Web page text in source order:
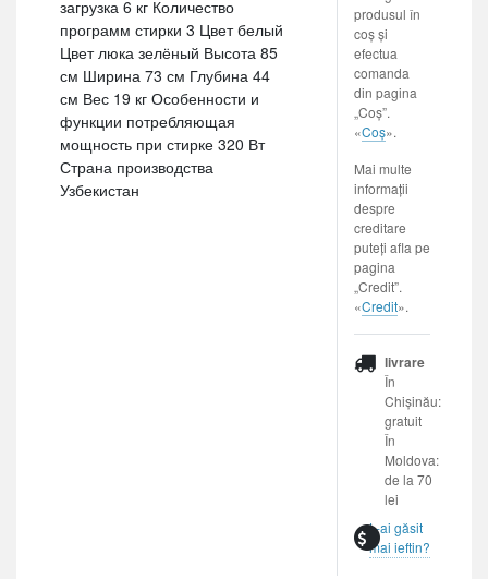
загрузка 6 кг Количество
программ стирки 3 Цвет белый
Цвет люка зелёный Высота 85
см Ширина 73 см Глубина 44
см Вес 19 кг Особенности и
функции потребляющая
мощность при стирке 320 Вт
Страна производства
Узбекистан
produsul în
coș și
efectua
comanda
din pagina
„Coș”.
«Coș».
Mai multe
informații
despre
creditare
puteți afla pe
pagina
„Credit”.
«Credit».
livrare
În
Chișinău:
gratuit
În
Moldova:
de la 70
lei
L-ai găsit
mai ieftin?